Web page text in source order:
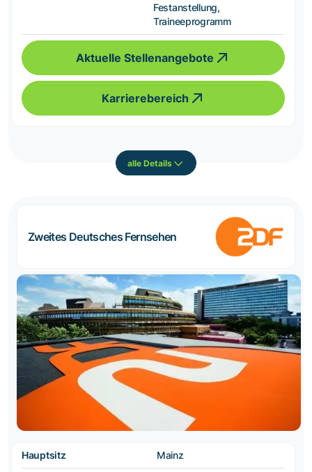
Festanstellung,
Traineeprogramm
Aktuelle Stellenangebote
Karrierebereich
alle Details
Zweites Deutsches Fernsehen
Hauptsitz Mainz